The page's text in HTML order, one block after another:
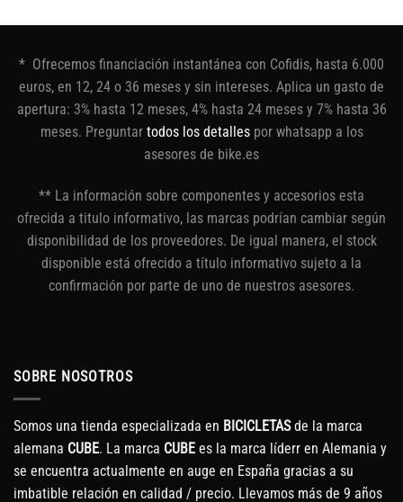
* Ofrecemos financiación instantánea con Cofidis, hasta 6.000
euros, en 12, 24 o 36 meses y sin intereses. Aplica un gasto de
apertura: 3% hasta 12 meses, 4% hasta 24 meses y 7% hasta 36
meses. Preguntar todos los detallespor whatsapp a los
asesores de bike.es
** La información sobre componentes y accesorios esta
ofrecida a titulo informativo, las marcas podrían cambiar según
disponibilidad de los proveedores. De igual manera, el stock
disponible está ofrecido a título informativo sujeto a la
confirmación por parte de uno de nuestros asesores.
SOBRE NOSOTROS
Somos una tienda especializada en BICICLETASde la marca
alemana CUBE. La marca CUBE es la marca líderr en Alemania y
se encuentra actualmente en auge en España gracias a su
imbatible relación en calidad / precio. Llevamos más de 9 años